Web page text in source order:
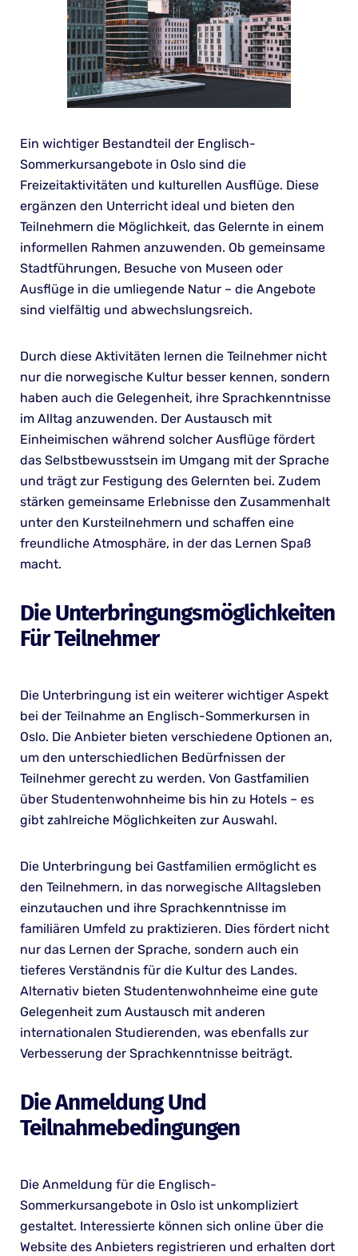
Ein wichtiger Bestandteil der Englisch-
Sommerkursangebote in Oslo sind die
Freizeitaktivitäten und kulturellen Ausflüge. Diese
ergänzen den Unterricht ideal und bieten den
Teilnehmern die Möglichkeit, das Gelernte in einem
informellen Rahmen anzuwenden. Ob gemeinsame
Stadtführungen, Besuche von Museen oder
Ausflüge in die umliegende Natur – die Angebote
sind vielfältig und abwechslungsreich.
Durch diese Aktivitäten lernen die Teilnehmer nicht
nur die norwegische Kultur besser kennen, sondern
haben auch die Gelegenheit, ihre Sprachkenntnisse
im Alltag anzuwenden. Der Austausch mit
Einheimischen während solcher Ausflüge fördert
das Selbstbewusstsein im Umgang mit der Sprache
und trägt zur Festigung des Gelernten bei. Zudem
stärken gemeinsame Erlebnisse den Zusammenhalt
unter den Kursteilnehmern und schaffen eine
freundliche Atmosphäre, in der das Lernen Spaß
macht.
Die Unterbringungsmöglichkeiten
Für Teilnehmer
Die Unterbringung ist ein weiterer wichtiger Aspekt
bei der Teilnahme an Englisch-Sommerkursen in
Oslo. Die Anbieter bieten verschiedene Optionen an,
um den unterschiedlichen Bedürfnissen der
Teilnehmer gerecht zu werden. Von Gastfamilien
über Studentenwohnheime bis hin zu Hotels – es
gibt zahlreiche Möglichkeiten zur Auswahl.
Die Unterbringung bei Gastfamilien ermöglicht es
den Teilnehmern, in das norwegische Alltagsleben
einzutauchen und ihre Sprachkenntnisse im
familiären Umfeld zu praktizieren. Dies fördert nicht
nur das Lernen der Sprache, sondern auch ein
tieferes Verständnis für die Kultur des Landes.
Alternativ bieten Studentenwohnheime eine gute
Gelegenheit zum Austausch mit anderen
internationalen Studierenden, was ebenfalls zur
Verbesserung der Sprachkenntnisse beiträgt.
Die Anmeldung Und
Teilnahmebedingungen
Die Anmeldung für die Englisch-
Sommerkursangebote in Oslo ist unkompliziert
gestaltet. Interessierte können sich online über die
Website des Anbieters registrieren und erhalten dort